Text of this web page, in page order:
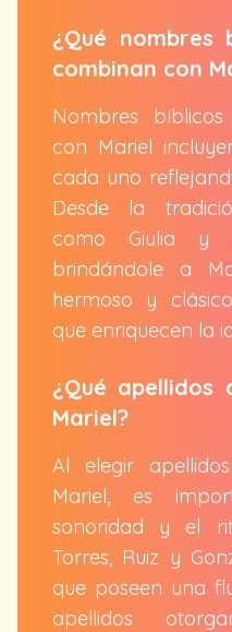
¿Qué nombres
combinan con
Nombres
con Mariel
cada uno
Desde la
como Giulia y
brindándole a
hermoso y
que enriquecen la
¿Qué apellidos
Mariel?
Al elegir
Mariel, es
sonoridad y el
Torres, Ruiz y
que poseen una
apellidos